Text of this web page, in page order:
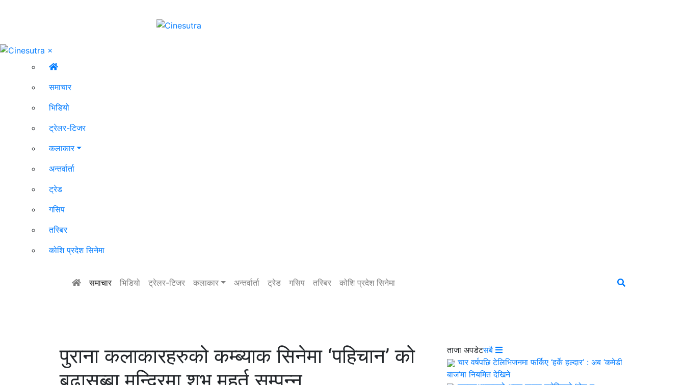
×
समाचार
भिडियो
ट्रेलर-टिजर
कलाकार
अन्तर्वार्ता
ट्रेड
गसिप
तस्बिर
कोशि प्रदेश सिनेमा
समाचार भिडियो ट्रेलर-टिजर कलाकार अन्तर्वार्ता ट्रेड गसिप तस्बिर कोशि प्रदेश सिनेमा
पुराना कलाकारहरुको कम्ब्याक सिनेमा ‘पहिचान’ को
ताजा अपडेटसबै
चार वर्षपछि टेलिभिजनमा फर्किए ‘हर्के हल्दार’ : अब ‘कमेडी
बाज’मा नियमित देखिने